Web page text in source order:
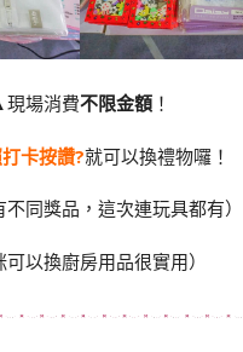
場消費不限金額 ！
卡按讚?就可以換禮物囉！
不同獎品，這次連玩具都有）
可以換廚房用品很實用）